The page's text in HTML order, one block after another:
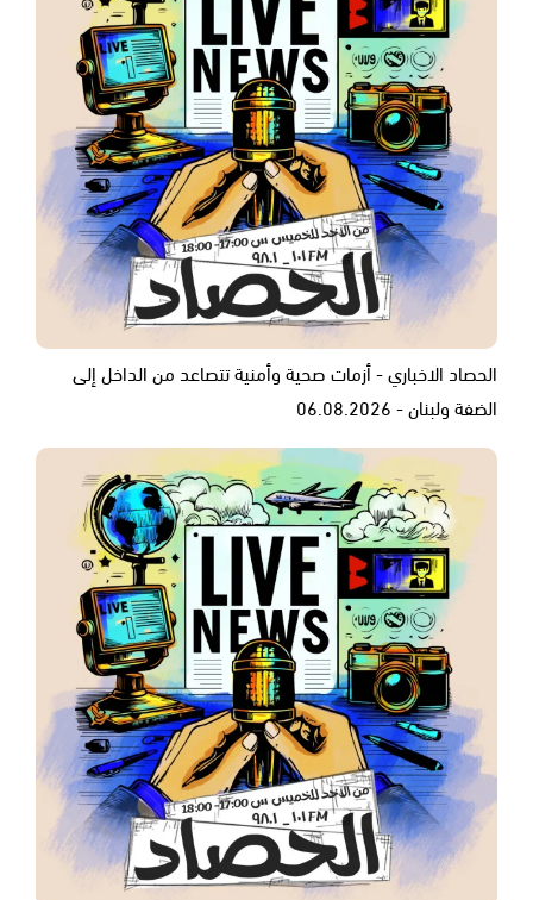
الحصاد الاخباري - أزمات صحية وأمنية تتصاعد من الداخل إلى
الضفة ولبنان - 06.08.2026